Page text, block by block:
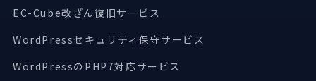
EC-Cube改ざん復旧サービス
WordPressセキュリティ保守サービス
WordPressのPHP7対応サービス